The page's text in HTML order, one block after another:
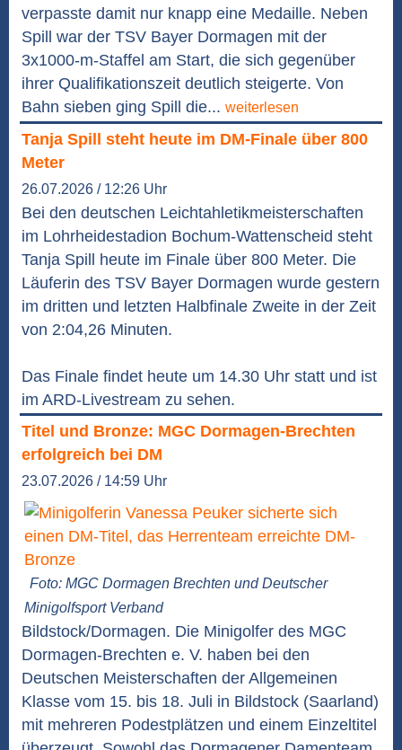
verpasste damit nur knapp eine Medaille. Neben
Spill war der TSV Bayer Dormagen mit der
3x1000-m-Staffel am Start, die sich gegenüber
ihrer Qualifikationszeit deutlich steigerte. Von
Bahn sieben ging Spill die... weiterlesen
Tanja Spill steht heute im DM-Finale über 800
Meter
26.07.2026 / 12:26 Uhr
Bei den deutschen Leichtahletikmeisterschaften
im Lohrheidestadion Bochum-Wattenscheid steht
Tanja Spill heute im Finale über 800 Meter. Die
Läuferin des TSV Bayer Dormagen wurde gestern
im dritten und letzten Halbfinale Zweite in der Zeit
von 2:04,26 Minuten.
Das Finale findet heute um 14.30 Uhr statt und ist
im ARD-Livestream zu sehen.
Titel und Bronze: MGC Dormagen-Brechten
erfolgreich bei DM
23.07.2026 / 14:59 Uhr
Foto: MGC Dormagen Brechten und Deutscher
Minigolfsport Verband
Bildstock/Dormagen. Die Minigolfer des MGC
Dormagen-Brechten e. V. haben bei den
Deutschen Meisterschaften der Allgemeinen
Klasse vom 15. bis 18. Juli in Bildstock (Saarland)
mit mehreren Podestplätzen und einem Einzeltitel